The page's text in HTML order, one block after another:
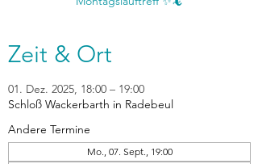
Zeit & Ort
01. Dez. 2025, 18:00 – 19:00
Schloß Wackerbarth in Radebeul
Andere Termine
Mo., 07. Sept., 19:00